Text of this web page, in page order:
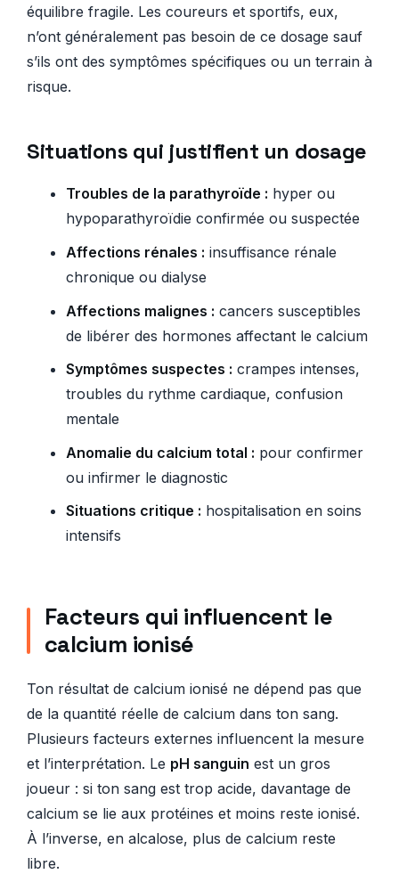
équilibre fragile. Les coureurs et sportifs, eux,
n’ont généralement pas besoin de ce dosage sauf
s’ils ont des symptômes spécifiques ou un terrain à
risque.
Situations qui justifient un dosage
Troubles de la parathyroïde : hyper ou
hypoparathyroïdie confirmée ou suspectée
Affections rénales : insuffisance rénale
chronique ou dialyse
Affections malignes : cancers susceptibles
de libérer des hormones affectant le calcium
Symptômes suspectes : crampes intenses,
troubles du rythme cardiaque, confusion
mentale
Anomalie du calcium total : pour confirmer
ou infirmer le diagnostic
Situations critique : hospitalisation en soins
intensifs
Facteurs qui influencent le
calcium ionisé
Ton résultat de calcium ionisé ne dépend pas que
de la quantité réelle de calcium dans ton sang.
Plusieurs facteurs externes influencent la mesure
et l’interprétation. Le pH sanguin est un gros
joueur : si ton sang est trop acide, davantage de
calcium se lie aux protéines et moins reste ionisé.
À l’inverse, en alcalose, plus de calcium reste
libre.